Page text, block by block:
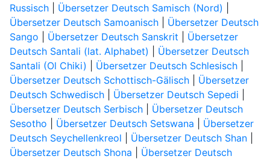
Russisch| Übersetzer Deutsch Samisch (Nord)
Übersetzer Deutsch Samoanisch| Übersetzer Deutsch
Sango
Übersetzer Deutsch Sanskrit
Übersetzer
Deutsch Santali (lat. Alphabet)
Übersetzer Deutsch
Santali (Ol Chiki)
Übersetzer Deutsch Schlesisch|
Übersetzer Deutsch Schottisch-Gälisch| Übersetzer
Deutsch Schwedisch| Übersetzer Deutsch Sepedi
Übersetzer Deutsch Serbisch| Übersetzer Deutsch
Sesotho
Übersetzer Deutsch Setswana
Übersetzer
Deutsch Seychellenkreol
Übersetzer Deutsch Shan|
Übersetzer Deutsch Shona
Übersetzer Deutsch